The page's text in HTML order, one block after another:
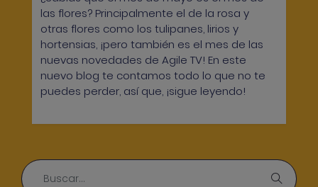
las flores? Principalmente el de la rosa y
otras flores como los tulipanes, lirios y
hortensias, ¡pero también es el mes de las
nuevas novedades de Agile TV! En este
nuevo blog te contamos todo lo que no te
puedes perder, así que, ¡sigue leyendo!